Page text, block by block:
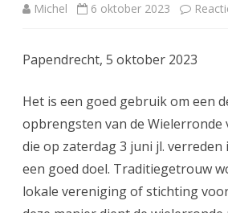
Michel 6 oktober 2023
Papendrecht, 5 oktober 2023
Het is een goed gebruik om een
opbrengsten van de Wielerronde
die op zaterdag 3 juni jl. verreden
een goed doel. Traditiegetrouw
lokale vereniging of stichting